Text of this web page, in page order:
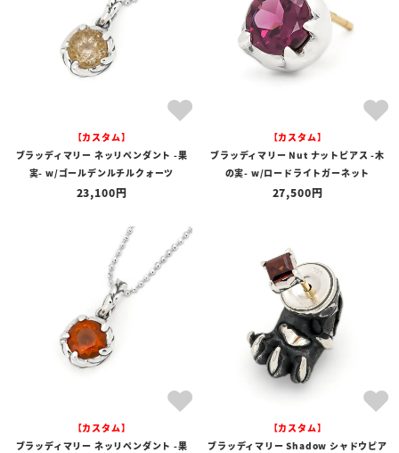
【カスタム】
ブラッディマリー ネッリペンダント -果
実- w/ゴールデンルチルクォーツ
23,100
【カスタム】
ブラッディマリー Nut ナットピアス -木
の実- w/ロードライトガーネット
27,500
【カスタム】
ブラッディマリー ネッリペンダント -果
【カスタム】
ブラッディマリー Shadow シャドウピア